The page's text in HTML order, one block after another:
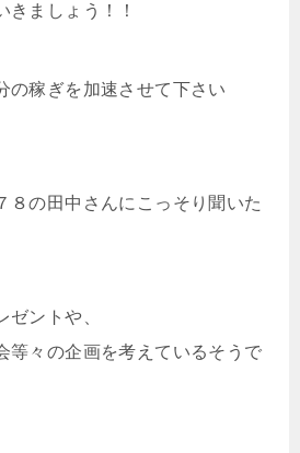
きましょう！！
の稼ぎを加速させて下さい
８の田中さんにこっそり聞いた
ントや、
等々の企画を考えているそうで